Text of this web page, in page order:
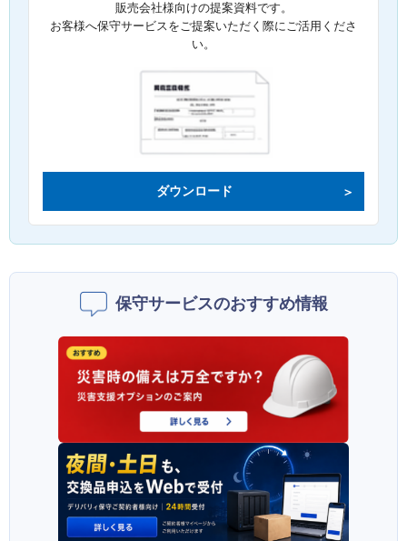
販売会社様向けの提案資料です。
お客様へ保守サービスをご提案いただく際にご活用くださ
い。
ダウンロード
保守サービスのおすすめ情報